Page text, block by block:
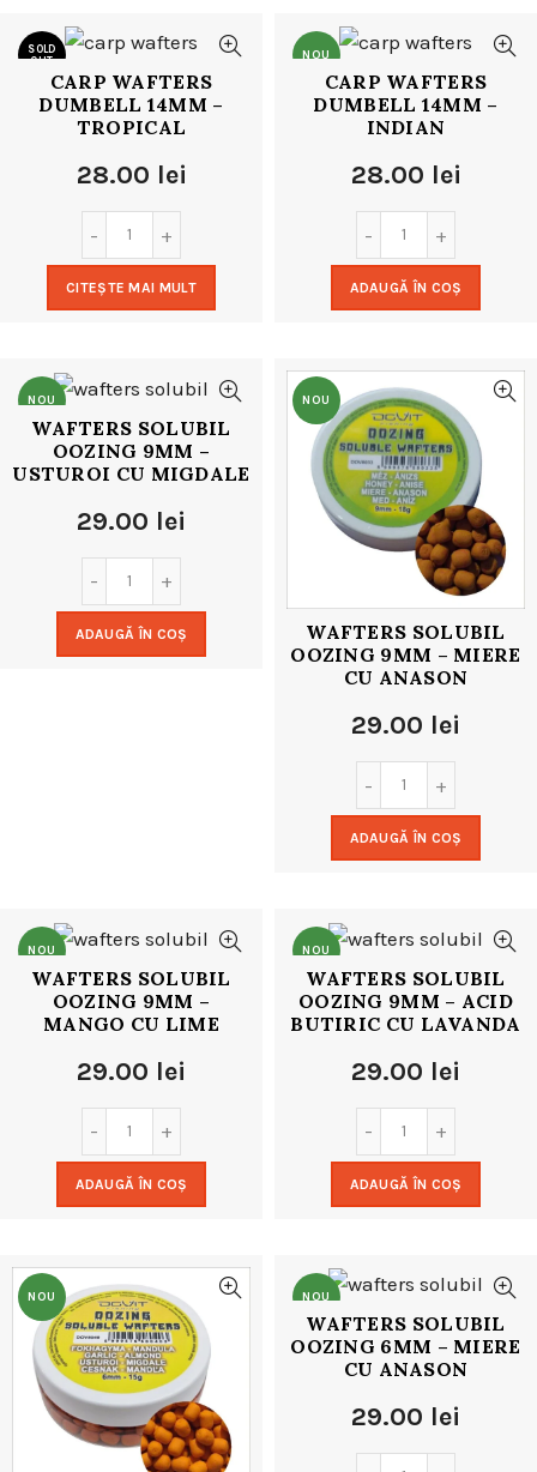
SOLD
OUT
NOU
CARP WAFTERS
DUMBELL 14MM –
TROPICAL
28.00 lei
CITEȘTE MAI MULT
NOU
CARP WAFTERS
DUMBELL 14MM –
INDIAN
28.00 lei
ADAUGĂ ÎN COȘ
NOU
WAFTERS SOLUBIL
OOZING 9MM –
USTUROI CU MIGDALE
29.00 lei
ADAUGĂ ÎN COȘ
NOU
WAFTERS SOLUBIL
OOZING 9MM – MIERE
CU ANASON
29.00 lei
ADAUGĂ ÎN COȘ
NOU
WAFTERS SOLUBIL
OOZING 9MM –
MANGO CU LIME
29.00 lei
ADAUGĂ ÎN COȘ
NOU
WAFTERS SOLUBIL
OOZING 9MM – ACID
BUTIRIC CU LAVANDA
29.00 lei
ADAUGĂ ÎN COȘ
NOU NOU
WAFTERS SOLUBIL
OOZING 6MM – MIERE
CU ANASON
29.00 lei